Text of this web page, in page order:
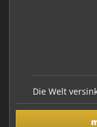
Die Welt
auf Besserung